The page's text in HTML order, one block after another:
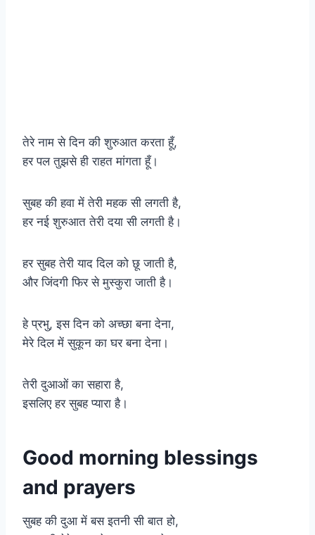
तेरे नाम से दिन की शुरुआत करता हूँ,
हर पल तुझसे ही राहत मांगता हूँ।
सुबह की हवा में तेरी महक सी लगती है,
हर नई शुरुआत तेरी दया सी लगती है।
हर सुबह तेरी याद दिल को छू जाती है,
और जिंदगी फिर से मुस्कुरा जाती है।
हे प्रभु, इस दिन को अच्छा बना देना,
मेरे दिल में सुकून का घर बना देना।
तेरी दुआओं का सहारा है,
इसलिए हर सुबह प्यारा है।
Good morning blessings
and prayers
सुबह की दुआ में बस इतनी सी बात हो,